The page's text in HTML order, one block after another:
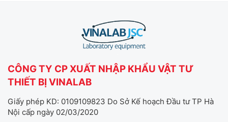
CÔNG TY CP XUẤT NHẬP KHẨU VẬT TƯ
THIẾT BỊ VINALAB
Giấy phép KD: 0109109823 Do Sở Kế hoạch Đầu tư TP Hà
Nội cấp ngày 02/03/2020